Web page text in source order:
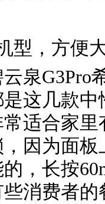
型，方便
泉G3Pro
这几款
适合家
因为面
，长按
消费者